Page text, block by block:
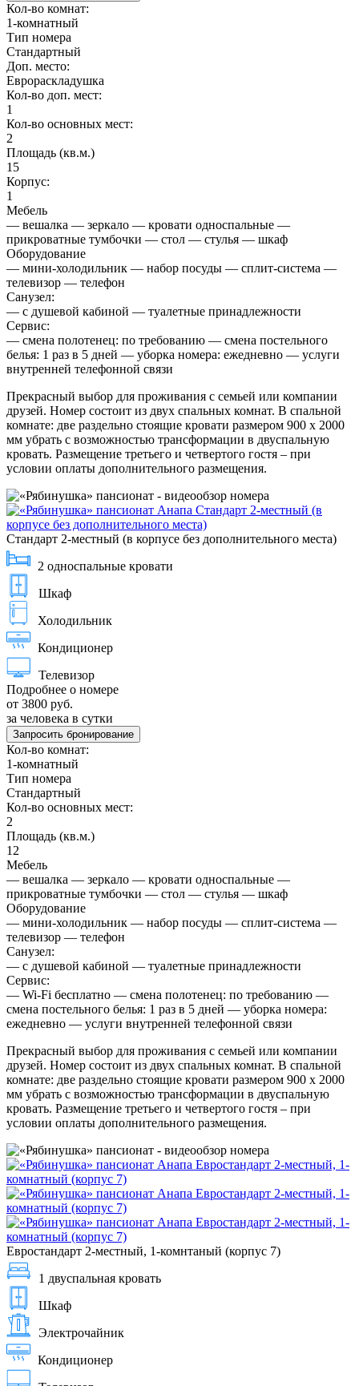
Кол-во комнат:
1-комнатный
Тип номера
Стандартный
Доп. место:
Еврораскладушка
Кол-во доп. мест:
1
Кол-во основных мест:
2
Площадь (кв.м.)
15
Корпус:
1
Мебель
— вешалка — зеркало — кровати односпальные —
прикроватные тумбочки — стол — стулья — шкаф
Оборудование
— мини-холодильник — набор посуды — сплит-система —
телевизор — телефон
Санузел:
— с душевой кабиной — туалетные принадлежности
Сервис:
— смена полотенец: по требованию — смена постельного
белья: 1 раз в 5 дней — уборка номера: ежедневно — услуги
внутренней телефонной связи
Прекрасный выбор для проживания с семьей или компании
друзей. Номер состоит из двух спальных комнат. В спальной
комнате: две раздельно стоящие кровати размером 900 х 2000
мм убрать с возможностью трансформации в двуспальную
кровать. Размещение третьего и четвертого гостя – при
условии оплаты дополнительного размещения.
Стандарт 2-местный (в корпусе без дополнительного места)
2 односпальные кровати
Шкаф
Холодильник
Кондиционер
Телевизор
Подробнее о номере
от 3800 руб.
за человека в сутки
Запросить бронирование
Кол-во комнат:
1-комнатный
Тип номера
Стандартный
Кол-во основных мест:
2
Площадь (кв.м.)
12
Мебель
— вешалка — зеркало — кровати односпальные —
прикроватные тумбочки — стол — стулья — шкаф
Оборудование
— мини-холодильник — набор посуды — сплит-система —
телевизор — телефон
Санузел:
— с душевой кабиной — туалетные принадлежности
Сервис:
— Wi-Fi бесплатно — смена полотенец: по требованию —
смена постельного белья: 1 раз в 5 дней — уборка номера:
ежедневно — услуги внутренней телефонной связи
Прекрасный выбор для проживания с семьей или компании
друзей. Номер состоит из двух спальных комнат. В спальной
комнате: две раздельно стоящие кровати размером 900 х 2000
мм убрать с возможностью трансформации в двуспальную
кровать. Размещение третьего и четвертого гостя – при
условии оплаты дополнительного размещения.
Евростандарт 2-местный, 1-комнтаный (корпус 7)
1 двуспальная кровать
Шкаф
Электрочайник
Кондиционер